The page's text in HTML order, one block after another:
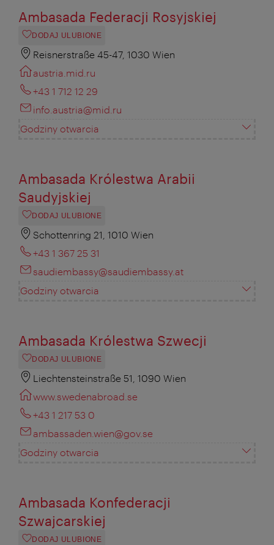
Ambasada Federacji Rosyjskiej
DODAJ ULUBIONE
Reisnerstraße 45-47, 1030 Wien
austria.mid.ru
+43 1 712 12 29
info.austria@mid.ru
Godziny otwarcia
Ambasada Królestwa Arabii
Saudyjskiej
DODAJ ULUBIONE
Schottenring 21, 1010 Wien
+43 1 367 25 31
saudiembassy@saudiembassy.at
Godziny otwarcia
Ambasada Królestwa Szwecji
DODAJ ULUBIONE
Liechtensteinstraße 51, 1090 Wien
www.swedenabroad.se
+43 1 217 53 0
ambassaden.wien@gov.se
Godziny otwarcia
Ambasada Konfederacji
Szwajcarskiej
DODAJ ULUBIONE